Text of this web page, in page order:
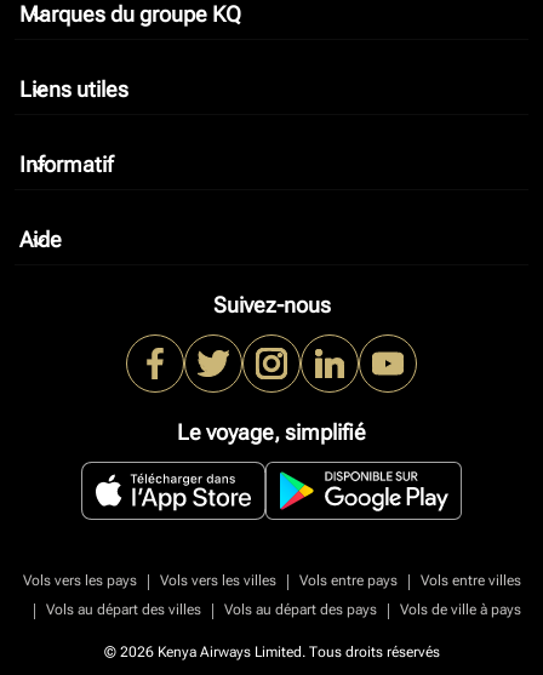
Marques du groupe KQ
keyboard_arrow_down
Liens utiles
keyboard_arrow_down
Informatif
keyboard_arrow_down
Aide
keyboard_arrow_down
Suivez-nous
Le voyage, simplifié
Vols vers les pays | Vols vers les villes | Vols entre pays |
Vols entre villes
|
Vols au départ des villes | Vols au départ des pays | Vols de ville à pays
© 2026 Kenya Airways Limited. Tous droits réservés